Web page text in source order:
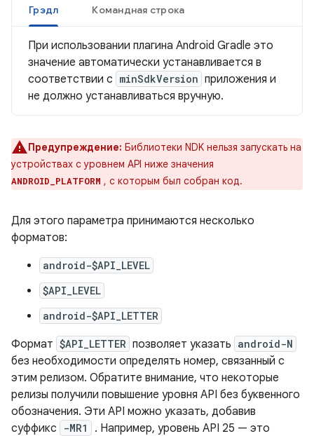
Грэдл Командная строка
При использовании плагина Android Gradle это
значение автоматически устанавливается в
соответствии с minSdkVersion приложения и
не должно устанавливаться вручную.
Предупреждение: Библиотеки NDK нельзя запускать на
устройствах с уровнем API ниже значения
ANDROID_PLATFORM , с которым был собран код.
Для этого параметра принимаются несколько
форматов:
android-$API_LEVEL
$API_LEVEL
android-$API_LETTER
Формат $API_LETTER позволяет указать android-N
без необходимости определять номер, связанный с
этим релизом. Обратите внимание, что некоторые
релизы получили повышение уровня API без буквенного
обозначения. Эти API можно указать, добавив
суффикс
-MR1 . Например, уровень API 25 — это